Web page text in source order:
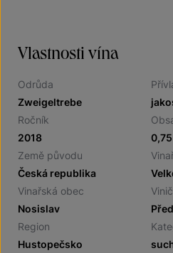
Vlastnosti vína
Odrůda
Zweigeltrebe
Ročník
2018
Země původu
Česká republika
Vinařská obec
Nosislav
Region
Hustopečsko